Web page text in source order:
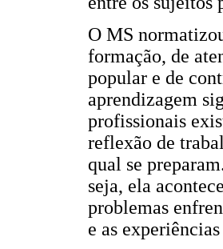
O MS
formação, de
popular e de
aprendizagem
profissionais
reflexão de
qual se
seja, ela
problemas
e as